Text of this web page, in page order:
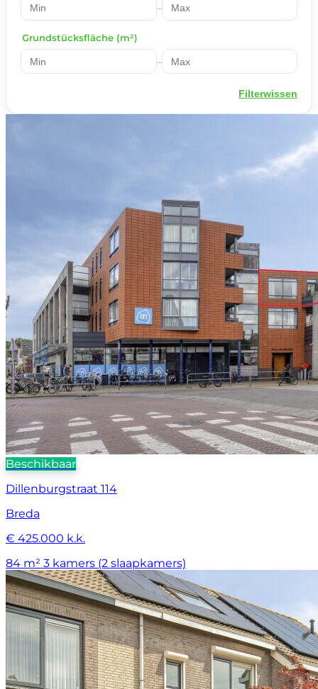
–
Grundstücksfläche (m²)
–
Filterwissen
Beschikbaar
Dillenburgstraat 114
Breda
€ 425.000 k.k.
84 m² 3 kamers (2 slaapkamers)